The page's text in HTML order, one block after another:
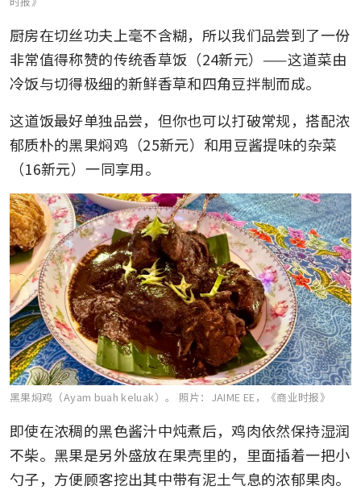
厨房在切丝功夫上毫不含糊，所以我们品尝到了一份
非常值得称赞的传统香草饭（24新元）——这道菜由
冷饭与切得极细的新鲜香草和四角豆拌制而成。
这道饭最好单独品尝，但你也可以打破常规，搭配浓
郁质朴的黑果焖鸡（25新元）和用豆酱提味的杂菜
（16新元）一同享用。
黑果焖鸡（Ayam buah keluak）。 照片：JAIME EE，《商业时报》
即使在浓稠的黑色酱汁中炖煮后，鸡肉依然保持湿润
不柴。黑果是另外盛放在果壳里的，里面插着一把小
勺子，方便顾客挖出其中带有泥土气息的浓郁果肉。